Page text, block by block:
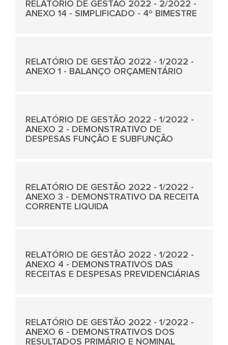
RELATÓRIO DE GESTÃO 2022 - 2/2022 -
ANEXO 14 - SIMPLIFICADO - 4º BIMESTRE
RELATÓRIO DE GESTÃO 2022 - 1/2022 -
ANEXO 1 - BALANÇO ORÇAMENTÁRIO
RELATÓRIO DE GESTÃO 2022 - 1/2022 -
ANEXO 2 - DEMONSTRATIVO DE
DESPESAS FUNÇÃO E SUBFUNÇÃO
RELATÓRIO DE GESTÃO 2022 - 1/2022 -
ANEXO 3 - DEMONSTRATIVO DA RECEITA
CORRENTE LIQUIDA
RELATÓRIO DE GESTÃO 2022 - 1/2022 -
ANEXO 4 - DEMONSTRATIVOS DAS
RECEITAS E DESPESAS PREVIDENCIÁRIAS
RELATÓRIO DE GESTÃO 2022 - 1/2022 -
ANEXO 6 - DEMONSTRATIVOS DOS
RESULTADOS PRIMÁRIO E NOMINAL